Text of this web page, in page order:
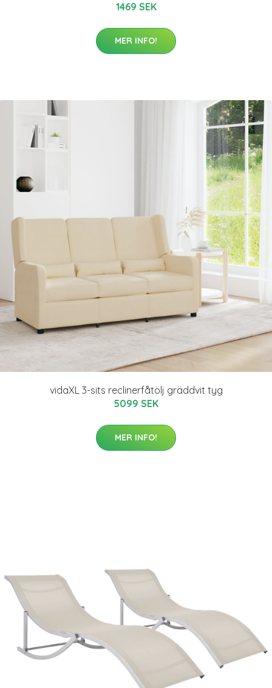
1469 SEK
MER INFO!
vidaXL 3-sits reclinerfåtölj gräddvit tyg
5099 SEK
MER INFO!